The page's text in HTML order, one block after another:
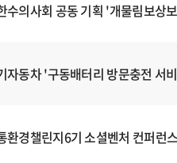
수의사회 공동 기획 '개물림보상
자동차 '구동배터리 방문충전 서
환경챌린지6기 소셜벤처 컨퍼런